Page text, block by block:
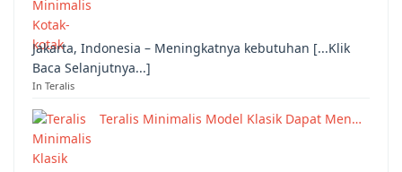
Jakarta, Indonesia – Meningkatnya kebutuhan [...Klik
Baca Selanjutnya...]
In Teralis
Teralis Minimalis Model Klasik Dapat Men…